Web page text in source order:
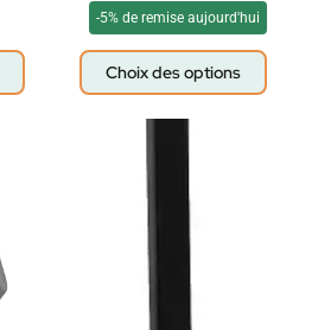
-5% de remise aujourd'hui
Choix des options